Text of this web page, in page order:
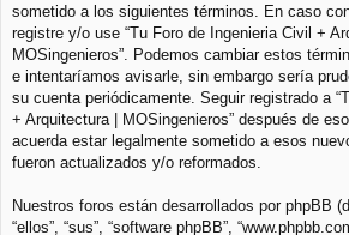
sometido a los siguientes términos. En caso
registre y/o use “Tu Foro de Ingenieria Civil +
MOSingenieros”. Podemos cambiar estos
e intentaríamos avisarle, sin embargo sería
su cuenta periódicamente. Seguir registrado a
+ Arquitectura | MOSingenieros” después de
acuerda estar legalmente sometido a esos
fueron actualizados y/o reformados.
Nuestros foros están desarrollados por phpBB
“ellos”, “sus”, “software phpBB”,